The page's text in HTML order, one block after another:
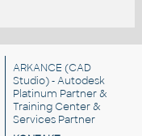
ARKANCE (CAD
Studio) - Autodesk
Platinum Partner &
Training Center &
Services Partner